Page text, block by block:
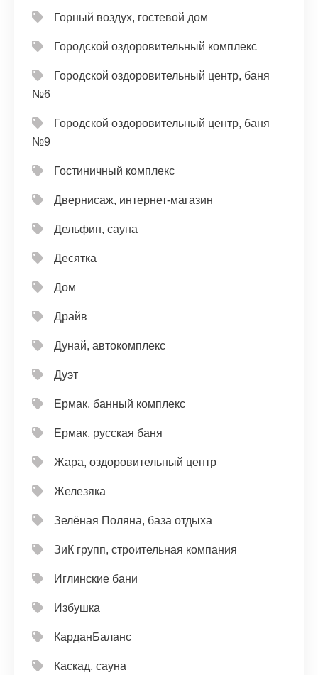
Горный воздух, гостевой дом
Городской оздоровительный комплекс
Городской оздоровительный центр, баня
№6
Городской оздоровительный центр, баня
№9
Гостиничный комплекс
Двернисаж, интернет-магазин
Дельфин, сауна
Десятка
Дом
Драйв
Дунай, автокомплекс
Дуэт
Ермак, банный комплекс
Ермак, русская баня
Жара, оздоровительный центр
Железяка
Зелёная Поляна, база отдыха
ЗиК групп, строительная компания
Иглинские бани
Избушка
КарданБаланс
Каскад, сауна